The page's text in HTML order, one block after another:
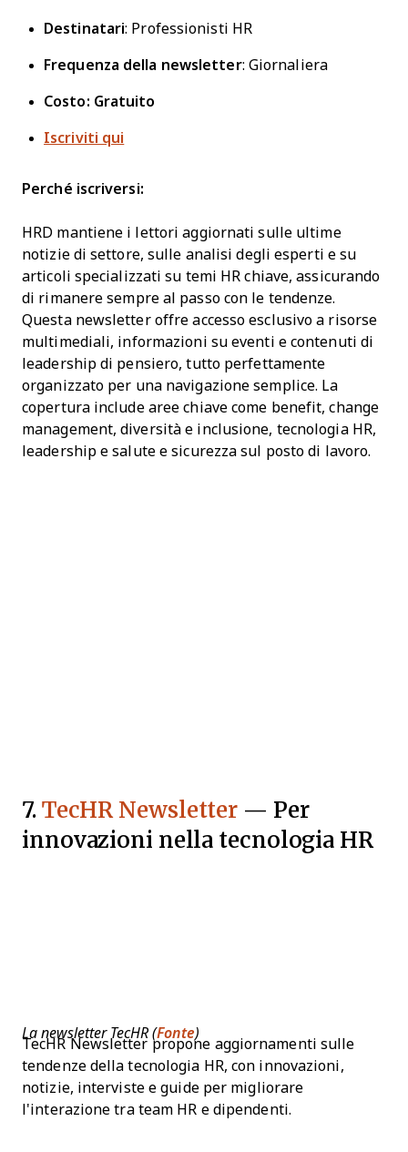
Destinatari: Professionisti HR
Frequenza della newsletter: Giornaliera
Costo: Gratuito
Iscriviti qui
Perché iscriversi:
HRD mantiene i lettori aggiornati sulle ultime
notizie di settore, sulle analisi degli esperti e su
articoli specializzati su temi HR chiave, assicurando
di rimanere sempre al passo con le tendenze.
Questa newsletter offre accesso esclusivo a risorse
multimediali, informazioni su eventi e contenuti di
leadership di pensiero, tutto perfettamente
organizzato per una navigazione semplice. La
copertura include aree chiave come benefit, change
management, diversità e inclusione, tecnologia HR,
leadership e salute e sicurezza sul posto di lavoro.
7. TecHR Newsletter — Per
innovazioni nella tecnologia HR
La newsletter TecHR (Fonte)
TecHR Newsletter propone aggiornamenti sulle
tendenze della tecnologia HR, con innovazioni,
notizie, interviste e guide per migliorare
l'interazione tra team HR e dipendenti.